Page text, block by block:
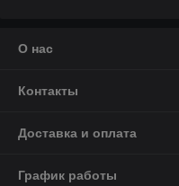
О нас
Контакты
Доставка и оплата
График работы